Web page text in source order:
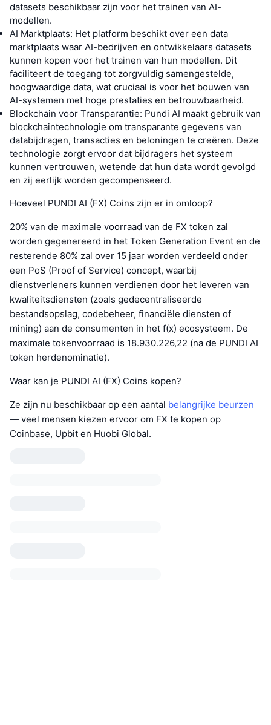
datasets beschikbaar zijn voor het trainen van AI-
modellen.
AI Marktplaats: Het platform beschikt over een data
marktplaats waar AI-bedrijven en ontwikkelaars datasets
kunnen kopen voor het trainen van hun modellen. Dit
faciliteert de toegang tot zorgvuldig samengestelde,
hoogwaardige data, wat cruciaal is voor het bouwen van
AI-systemen met hoge prestaties en betrouwbaarheid.
Blockchain voor Transparantie: Pundi AI maakt gebruik van
blockchaintechnologie om transparante gegevens van
databijdragen, transacties en beloningen te creëren. Deze
technologie zorgt ervoor dat bijdragers het systeem
kunnen vertrouwen, wetende dat hun data wordt gevolgd
en zij eerlijk worden gecompenseerd.
Hoeveel PUNDI AI (FX) Coins zijn er in omloop?
20% van de maximale voorraad van de FX token zal
worden gegenereerd in het Token Generation Event en de
resterende 80% zal over 15 jaar worden verdeeld onder
een PoS (Proof of Service) concept, waarbij
dienstverleners kunnen verdienen door het leveren van
kwaliteitsdiensten (zoals gedecentraliseerde
bestandsopslag, codebeheer, financiële diensten of
mining) aan de consumenten in het f(x) ecosysteem. De
maximale tokenvoorraad is 18.930.226,22 (na de PUNDI AI
token herdenominatie).
Waar kan je PUNDI AI (FX) Coins kopen?
Ze zijn nu beschikbaar op een aantal belangrijke beurzen
— veel mensen kiezen ervoor om FX te kopen op
Coinbase, Upbit en Huobi Global.